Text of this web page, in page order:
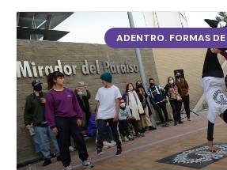
ADENTRO. FORMAS